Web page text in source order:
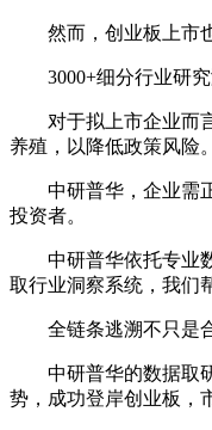
然而，创业板上市也
3000+细分行业研究
对于拟上市企业而言
养殖，以降低政策风险。
中研普华，企业需正
投资者。
中研普华依托专业数
取行业洞察系统，我们
全链条逃溯不只是合
中研普华的数据取研
势，成功登岸创业板，